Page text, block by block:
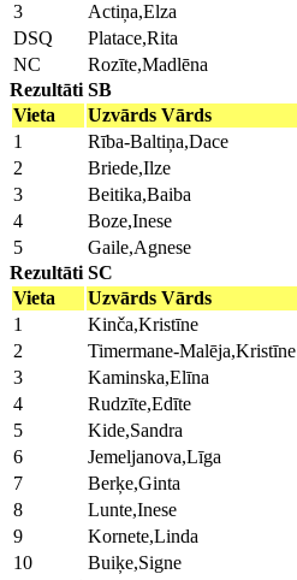
3
Actiņa,Elza
DSQ
Platace,Rita
NC
Rozīte,Madlēna
Rezultāti SB
Vieta
Uzvārds Vārds
1
Rība-Baltiņa,Dace
2
Briede,Ilze
3
Beitika,Baiba
4
Boze,Inese
5
Gaile,Agnese
Rezultāti SC
Vieta
Uzvārds Vārds
1
Kinča,Kristīne
2
Timermane-Malēja,Kristīne
3
Kaminska,Elīna
4
Rudzīte,Edīte
5
Kide,Sandra
6
Jemeljanova,Līga
7
Berķe,Ginta
8
Lunte,Inese
9
Kornete,Linda
10
Buiķe,Signe